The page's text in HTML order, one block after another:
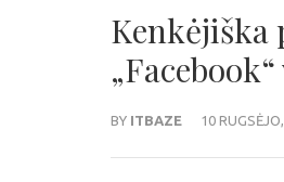
Kenkėjiška
BY ITBAZE 10